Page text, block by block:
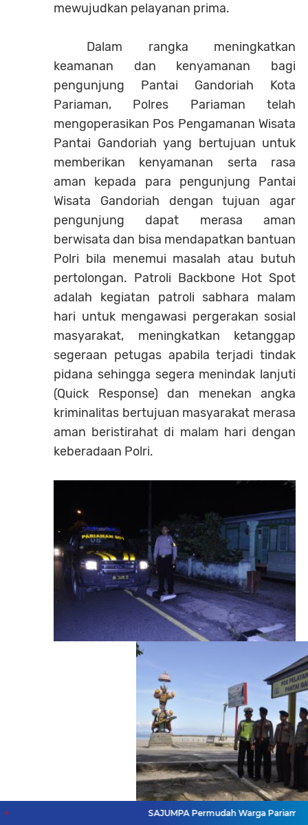
mewujudkan pelayanan prima.
Dalam rangka meningkatkan
keamanan dan kenyamanan bagi
pengunjung Pantai Gandoriah Kota
Pariaman, Polres Pariaman telah
mengoperasikan Pos Pengamanan Wisata
Pantai Gandoriah yang bertujuan untuk
memberikan kenyamanan serta rasa
aman kepada para pengunjung Pantai
Wisata Gandoriah dengan tujuan agar
pengunjung dapat merasa aman
berwisata dan bisa mendapatkan bantuan
Polri bila menemui masalah atau butuh
pertolongan. Patroli Backbone Hot Spot
adalah kegiatan patroli sabhara malam
hari untuk mengawasi pergerakan sosial
masyarakat, meningkatkan ketanggap
segeraan petugas apabila terjadi tindak
pidana sehingga segera menindak lanjuti
(Quick Response) dan menekan angka
kriminalitas bertujuan masyarakat merasa
aman beristirahat di malam hari dengan
keberadaan Polri.
SAJUMPA Permudah Warga Pariaman Bayar